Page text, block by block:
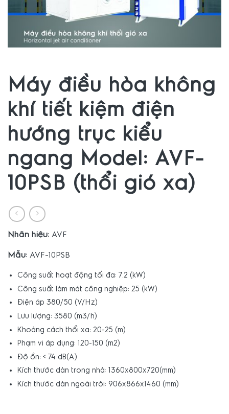
Máy điều hòa không
khí tiết kiệm điện
hướng trục kiểu
ngang Model: AVF-
10PSB (thổi gió xa)
Nhãn hiệu: AVF
Mẫu: AVF-10PSB
Công suất hoạt động tối đa: 7.2 (kW)
Công suất làm mát công nghiệp: 25 (kW)
Điện áp 380/50 (V/Hz)
Lưu lượng: 3580 (m3/h)
Khoảng cách thổi xa: 20-25 (m)
Phạm vi áp dụng: 120-150 (m2)
Độ ồn: < 74 dB(A)
Kích thước dàn trong nhà: 1360x800x720(mm)
Kích thước dàn ngoài trời: 906x866x1460 (mm)